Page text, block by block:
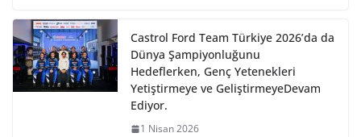
Castrol Ford Team Türkiye 2026’da da
Dünya Şampiyonluğunu
Hedeflerken, Genç Yetenekleri
Yetiştirmeye ve GeliştirmeyeDevam
Ediyor.
1 Nisan 2026